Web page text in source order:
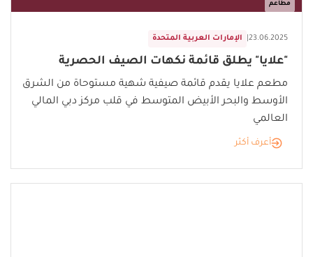
مطاعم
الإمارات العربية المتحدة 23.06.2025
"علايا" يطلق قائمة نكهات الصيف الحصرية
مطعم علايا يقدم قائمة صيفية شهية مستوحاة من الشرق
الأوسط والبحر الأبيض المتوسط في قلب مركز دبي المالي
العالمي
أعرف أكثر